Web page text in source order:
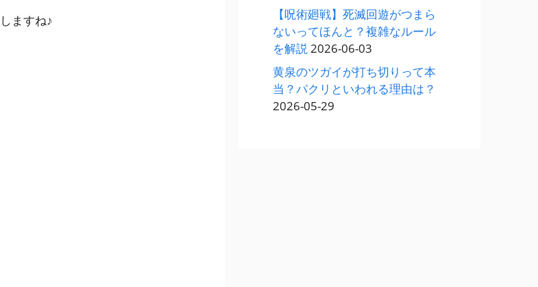
しますね♪
【呪術廻戦】死滅回遊がつまら
ないってほんと？複雑なルール
を解説2026-06-03
黄泉のツガイが打ち切りって本
当？パクリといわれる理由は？
2026-05-29